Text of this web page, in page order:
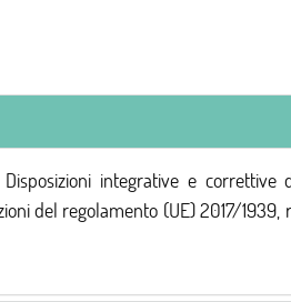
Disposizioni integrative e
del regolamento (UE) 2017/